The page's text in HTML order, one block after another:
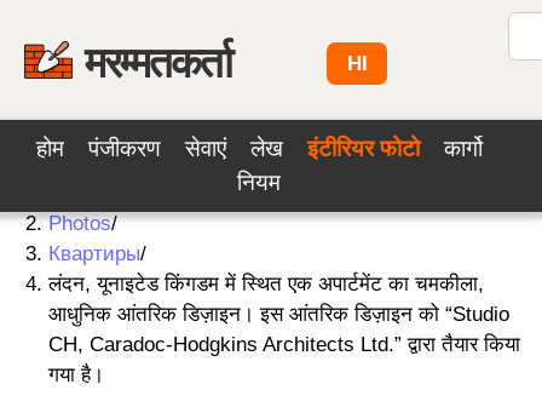
मरम्मतकर्ता HI
होम पंजीकरण सेवाएं लेख इंटीरियर फोटो
कार्गो
नियम
Photos/
Квартиры/
लंदन, यूनाइटेड किंगडम में स्थित एक अपार्टमेंट का चमकीला,
आधुनिक आंतरिक डिज़ाइन। इस आंतरिक डिज़ाइन को “Studio
CH, Caradoc-Hodgkins Architects Ltd.” द्वारा तैयार किया
गया है।